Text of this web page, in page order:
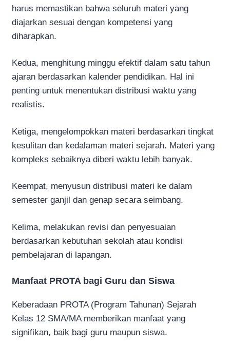
harus memastikan bahwa seluruh materi yang
diajarkan sesuai dengan kompetensi yang
diharapkan.
Kedua, menghitung minggu efektif dalam satu tahun
ajaran berdasarkan kalender pendidikan. Hal ini
penting untuk menentukan distribusi waktu yang
realistis.
Ketiga, mengelompokkan materi berdasarkan tingkat
kesulitan dan kedalaman materi sejarah. Materi yang
kompleks sebaiknya diberi waktu lebih banyak.
Keempat, menyusun distribusi materi ke dalam
semester ganjil dan genap secara seimbang.
Kelima, melakukan revisi dan penyesuaian
berdasarkan kebutuhan sekolah atau kondisi
pembelajaran di lapangan.
Manfaat PROTA bagi Guru dan Siswa
Keberadaan PROTA (Program Tahunan) Sejarah
Kelas 12 SMA/MA memberikan manfaat yang
signifikan, baik bagi guru maupun siswa.